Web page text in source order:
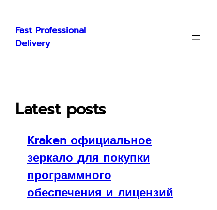
content
Fast Professional
Delivery
Latest posts
Kraken официальное
зеркало для покупки
программного
обеспечения и лицензий